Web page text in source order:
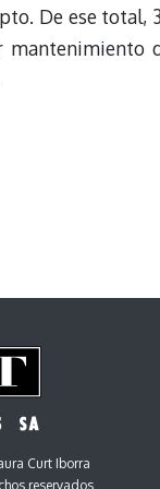
De ese total,
mantenimiento
Curt Iborra
reservados